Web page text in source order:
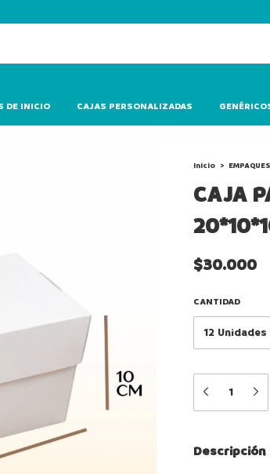
DE INICIO CAJAS PERSONALIZADAS
Inicio >
CAJA
$30.000
CANTIDAD
Descripción